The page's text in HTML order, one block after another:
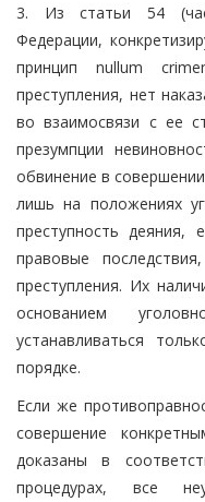
3. Из статьи 54
Федерации,
принцип nullum
преступления, нет
во взаимосвязи с ее
презумпции
обвинение в
лишь на положениях
преступность деяния,
правовые
преступления. Их
основанием
устанавливаться
порядке.
Если же
совершение
доказаны в
процедурах, все